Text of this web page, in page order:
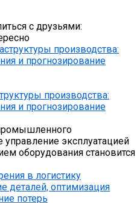
с друзьями:
производства:
и прогнозирование
эксплуатацией
оборудования становится